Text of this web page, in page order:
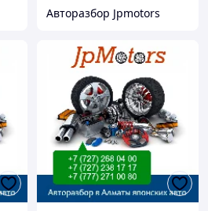
Авторазбор Jpmotors